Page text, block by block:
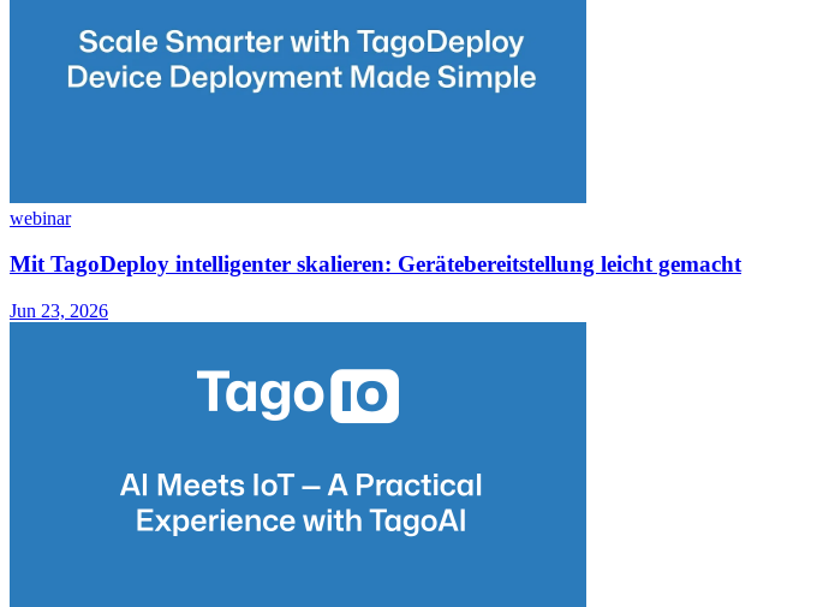
webinar
Mit TagoDeploy intelligenter skalieren: Gerätebereitstellung leicht gemacht
Jun 23, 2026